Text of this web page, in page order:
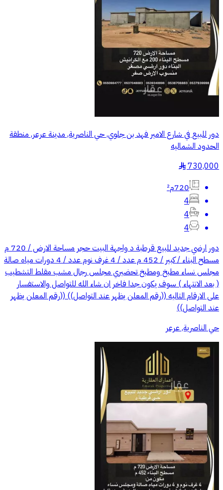
دور للبيع في شارع الامير فهد بن جلوي, حي الناصرية, مدينة عرعر, منطقة
الحدود الشماليه
730,000
§
720م²
4
4
4
دور ارضي جديد للبيع قرطبة د واجهة البيت حجر مساحة الارض / 720 م
مسطح البناء / كبير / 452 م عدد / 4 غرف نوم عدد / 4 دورات مياه صالة
مجلس نساء مطبخ ومطبخ تحضيري مجلس رجال مشب مقلط التشطيب
( بعد الانتهاء ) سوف يكون جدا فاخر ان شاء الله للتواصل والاستفسار
على الارقام التاليه ((رقم المعلن يظهر عند التواصل)) ((رقم المعلن يظهر
عند التواصل))
حي الناصرية, عرعر